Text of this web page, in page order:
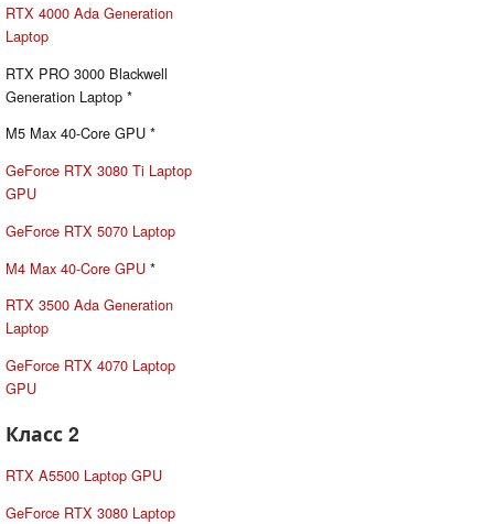
RTX 4000 Ada Generation
Laptop
RTX PRO 3000 Blackwell
Generation Laptop *
M5 Max 40-Core GPU *
GeForce RTX 3080 Ti Laptop
GPU
GeForce RTX 5070 Laptop
M4 Max 40-Core GPU *
RTX 3500 Ada Generation
Laptop
GeForce RTX 4070 Laptop
GPU
Класс 2
RTX A5500 Laptop GPU
GeForce RTX 3080 Laptop